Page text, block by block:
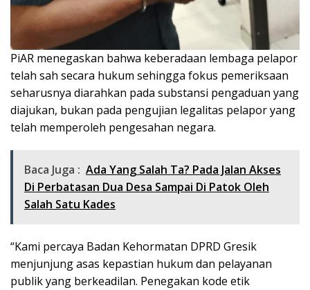
PiAR menegaskan bahwa keberadaan lembaga pelapor
telah sah secara hukum sehingga fokus pemeriksaan
seharusnya diarahkan pada substansi pengaduan yang
diajukan, bukan pada pengujian legalitas pelapor yang
telah memperoleh pengesahan negara.
Baca Juga : Ada Yang Salah Ta? Pada Jalan Akses
Di Perbatasan Dua Desa Sampai Di Patok Oleh
Salah Satu Kades
“Kami percaya Badan Kehormatan DPRD Gresik
menjunjung asas kepastian hukum dan pelayanan
publik yang berkeadilan. Penegakan kode etik